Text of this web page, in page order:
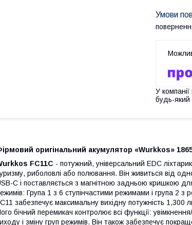
У
будь-який
оригінальний акумулятор «Wurkkos»
FC11C - потужний, універсальний EDC
риболовлі або полювання. Він живиться від
C і поставляється з магнітною задньою кришкою
Група 1 з 6 ступінчастими режимами і група 2 з
забезпечує максимальну вихідну потужність
бічний перемикач контролює всі функції:
і зміну груп режимів. Він також забезпечує